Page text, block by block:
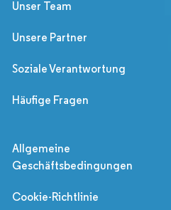
Unser Team
Unsere Partner
Soziale Verantwortung
Häufige Fragen
Allgemeine
Geschäftsbedingungen
Cookie-Richtlinie